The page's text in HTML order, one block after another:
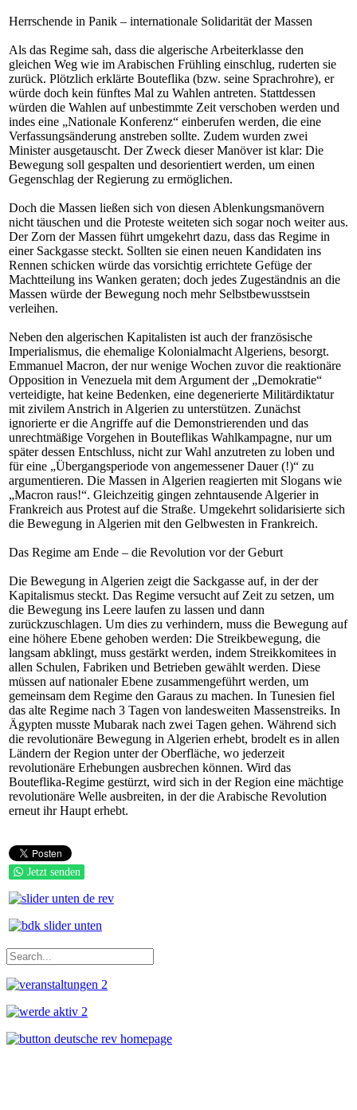
Herrschende in Panik – internationale Solidarität der Massen
Als das Regime sah, dass die algerische Arbeiterklasse den
gleichen Weg wie im Arabischen Frühling einschlug, ruderten sie
zurück. Plötzlich erklärte Bouteflika (bzw. seine Sprachrohre), er
würde doch kein fünftes Mal zu Wahlen antreten. Stattdessen
würden die Wahlen auf unbestimmte Zeit verschoben werden und
indes eine „Nationale Konferenz“ einberufen werden, die eine
Verfassungsänderung anstreben sollte. Zudem wurden zwei
Minister ausgetauscht. Der Zweck dieser Manöver ist klar: Die
Bewegung soll gespalten und desorientiert werden, um einen
Gegenschlag der Regierung zu ermöglichen.
Doch die Massen ließen sich von diesen Ablenkungsmanövern
nicht täuschen und die Proteste weiteten sich sogar noch weiter aus.
Der Zorn der Massen führt umgekehrt dazu, dass das Regime in
einer Sackgasse steckt. Sollten sie einen neuen Kandidaten ins
Rennen schicken würde das vorsichtig errichtete Gefüge der
Machtteilung ins Wanken geraten; doch jedes Zugeständnis an die
Massen würde der Bewegung noch mehr Selbstbewusstsein
verleihen.
Neben den algerischen Kapitalisten ist auch der französische
Imperialismus, die ehemalige Kolonialmacht Algeriens, besorgt.
Emmanuel Macron, der nur wenige Wochen zuvor die reaktionäre
Opposition in Venezuela mit dem Argument der „Demokratie“
verteidigte, hat keine Bedenken, eine degenerierte Militärdiktatur
mit zivilem Anstrich in Algerien zu unterstützen. Zunächst
ignorierte er die Angriffe auf die Demonstrierenden und das
unrechtmäßige Vorgehen in Bouteflikas Wahlkampagne, nur um
später dessen Entschluss, nicht zur Wahl anzutreten zu loben und
für eine „Übergangsperiode von angemessener Dauer (!)“ zu
argumentieren. Die Massen in Algerien reagierten mit Slogans wie
„Macron raus!“. Gleichzeitig gingen zehntausende Algerier in
Frankreich aus Protest auf die Straße. Umgekehrt solidarisierte sich
die Bewegung in Algerien mit den Gelbwesten in Frankreich.
Das Regime am Ende – die Revolution vor der Geburt
Die Bewegung in Algerien zeigt die Sackgasse auf, in der der
Kapitalismus steckt. Das Regime versucht auf Zeit zu setzen, um
die Bewegung ins Leere laufen zu lassen und dann
zurückzuschlagen. Um dies zu verhindern, muss die Bewegung auf
eine höhere Ebene gehoben werden: Die Streikbewegung, die
langsam abklingt, muss gestärkt werden, indem Streikkomitees in
allen Schulen, Fabriken und Betrieben gewählt werden. Diese
müssen auf nationaler Ebene zusammengeführt werden, um
gemeinsam dem Regime den Garaus zu machen. In Tunesien fiel
das alte Regime nach 3 Tagen von landesweiten Massenstreiks. In
Ägypten musste Mubarak nach zwei Tagen gehen. Während sich
die revolutionäre Bewegung in Algerien erhebt, brodelt es in allen
Ländern der Region unter der Oberfläche, wo jederzeit
revolutionäre Erhebungen ausbrechen können. Wird das
Bouteflika-Regime gestürzt, wird sich in der Region eine mächtige
revolutionäre Welle ausbreiten, in der die Arabische Revolution
erneut ihr Haupt erhebt.
Jetzt senden